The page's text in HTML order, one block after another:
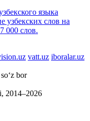
языка
узбекских слов на
000 слов.
vatt.uz iboralar.uz
bor
2014–2026